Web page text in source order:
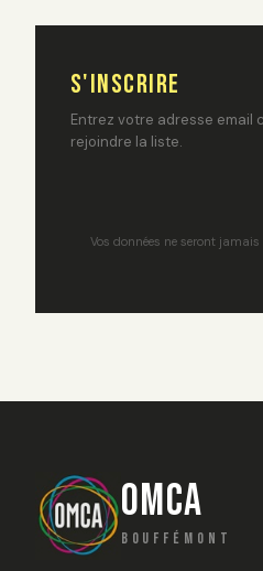
S'INSCRIRE
Entrez votre adresse email
rejoindre la liste.
Vos données ne seront jamais
OMCA
BOUFFÉMONT